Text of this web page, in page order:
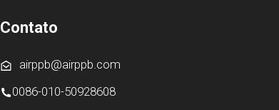
Contato
airppb@airppb.com
0086-010-50928608